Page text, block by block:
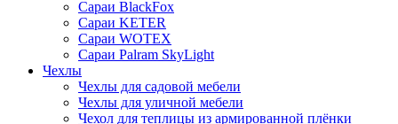
Сараи BlackFox
Сараи KETER
Сараи WOTEX
Сараи Palram SkyLight
Чехлы
Чехлы для садовой мебели
Чехлы для уличной мебели
Чехол для теплицы из армированной плёнки